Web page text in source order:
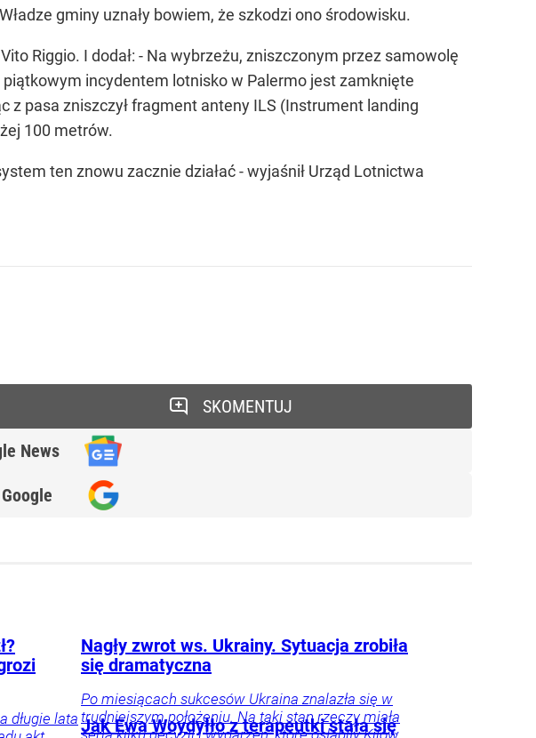
gminy uznały bowiem, że szkodzi ono środowisku.
Riggio. I dodał: - Na wybrzeżu, zniszczonym przez samowolę
incydentem lotnisko w Palermo jest zamknięte
z pasa zniszczył fragment anteny ILS (Instrument landing
100 metrów.
ten znowu zacznie działać - wyjaśnił Urząd Lotnictwa
News
SKOMENTUJ
długie lata
Nagły zwrot ws. Ukrainy. Sytuacja zrobiła
się dramatyczna
Po miesiącach sukcesów Ukraina znalazła się w
trudniejszym położeniu. Na taki stan rzeczy miała
seria kilku decyzji i wydarzeń, które osłabiły Kijów.
Jak Ewa Woydyłło z terapeutki stała się